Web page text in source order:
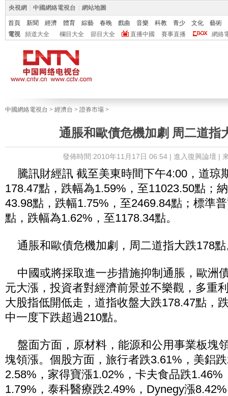
央視網 中國網絡電視台 網站地圖
首頁 新聞 經濟 體育 綜藝 春晚 戲曲 音樂 科教 青少 文化
藝術
電視
頻道大全 欄目大全 節目大全 直播中國 賽事直播 網絡
中國網絡電視台 > 經濟台 > 證券市場 >
通脹和歐債危機加劇 周二道指
發佈時間:2010年11月17日 06:54 | 進入復興論壇 |
騰訊財經訊 截至美東時間下午4:00，道琼
178.47點，跌幅為1.59%，至11023.50點；
43.98點，跌幅1.75%，至2469.84點；標準
點，跌幅為1.62%，至1178.34點。
通脹和歐債危機加劇，周二道指大跌178
中國或將採取進一步措施抑制通脹，歐洲
元大漲，投資者對經濟前景並不樂觀，多重
大股指低開低走，道指收盤大跌178.47點，
中一度下跌超過210點。
盤面方面，原材料，能源和公用事業板塊
塊領漲。個股方面，旅行者跌3.61%，美鋁
2.58%，家得寶漲1.02%，卡夫食品跌1.46%
1.79%，泰科醫療跌2.49%，Dynegy漲